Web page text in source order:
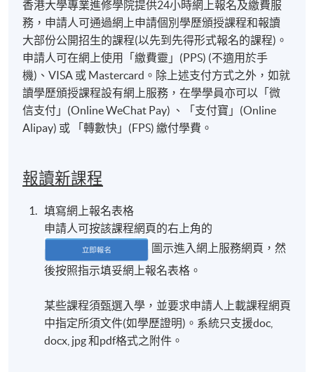
香港大學專業進修學院提供24小時網上報名及繳費服
務，申請人可通過網上申請個別學歷頒授課程和報讀
大部份公開招生的課程(以先到先得形式報名的課程)。
申請人可在網上使用「繳費靈」(PPS) (不適用於手
機)、VISA 或 Mastercard。除上述支付方式之外，如就
讀學歷頒授課程設有網上服務，在學學員亦可以「微
信支付」(Online WeChat Pay) 、「支付寶」(Online
Alipay) 或 「轉數快」(FPS) 繳付學費。
報讀新課程
填寫網上報名表格
申請人可按該課程網頁的右上角的
圖示進入網上服務網頁，然
後按照指示填妥網上報名表格。
某些課程須甄選入學，並要求申請人上載課程網頁
中指定所須文件(如學歷證明)。系統只支援doc,
docx, jpg 和pdf格式之附件。